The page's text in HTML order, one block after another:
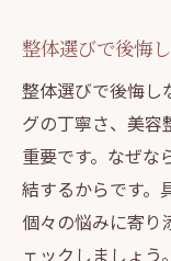
駒込で
幅広い
整体と
今後の
整体選びで後悔
整体選びで後悔し
グの丁寧さ、美容
重要です。なぜな
結するからです。
個々の悩みに寄り
ェックしましょ